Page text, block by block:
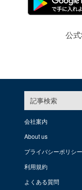
公
記事検索
会社案内
About us
プライバシーポリシー
利用規約
よくある質問